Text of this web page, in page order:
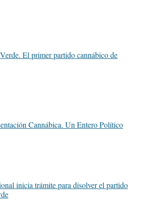
El primer partido cannábico de
Cannábica. Un Entero Político
inicia trámite para disolver el partido